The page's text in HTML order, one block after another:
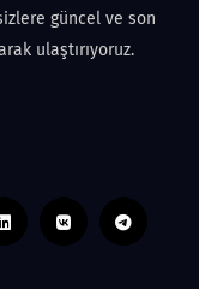
güncel ve son
ulaştırıyoruz.